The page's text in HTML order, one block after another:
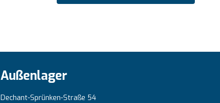
Außenlager
Dechant-Sprünken-Straße 54